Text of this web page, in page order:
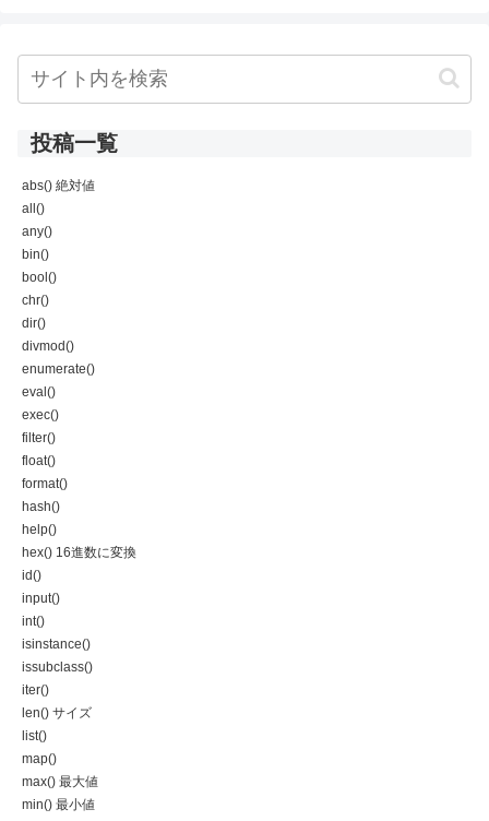
投稿一覧
abs() 絶対値
all()
any()
bin()
bool()
chr()
dir()
divmod()
enumerate()
eval()
exec()
filter()
float()
format()
hash()
help()
hex() 16進数に変換
id()
input()
int()
isinstance()
issubclass()
iter()
len() サイズ
list()
map()
max() 最大値
min() 最小値